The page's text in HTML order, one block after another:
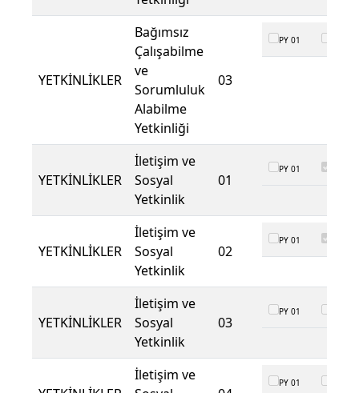
YETKİNLİKLER
Bağımsız
Çalışabilme
ve
Sorumluluk
Alabilme
Yetkinliği
03
PY 01
YETKİNLİKLER
İletişim ve
Sosyal
Yetkinlik
01
PY 01
YETKİNLİKLER
İletişim ve
Sosyal
Yetkinlik
02
PY 01
YETKİNLİKLER
İletişim ve
Sosyal
Yetkinlik
03
PY 01
İletişim ve
PY 01